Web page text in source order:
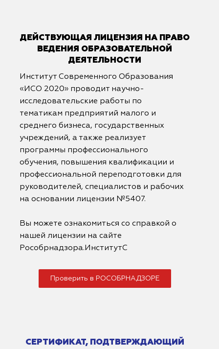
ДЕЙСТВУЮЩАЯ ЛИЦЕНЗИЯ НА ПРАВО
ВЕДЕНИЯ ОБРАЗОВАТЕЛЬНОЙ
ДЕЯТЕЛЬНОСТИ
Институт Современного Образования
«ИСО 2020» проводит научно-
исследовательские работы по
тематикам предприятий малого и
среднего бизнеса, государственных
учреждений, а также реализует
программы профессионального
обучения, повышения квалификации и
профессиональной переподготовки для
руководителей, специалистов и рабочих
на основании лицензии №5407.
Вы можете ознакомиться со справкой о
нашей лицензии на сайте
Рособрнадзора.ИнститутС
Проверить в РОСОБРНАДЗОРЕ
СЕРТИФИКАТ, ПОДТВЕРЖДАЮЩИЙ